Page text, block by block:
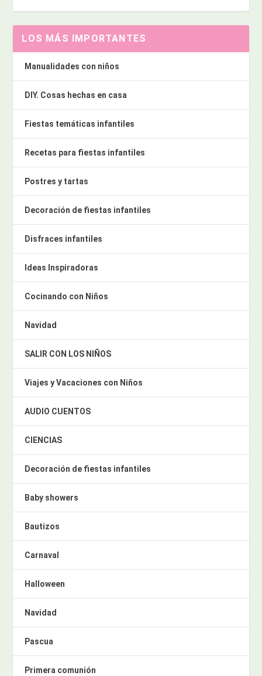
LOS MÁS IMPORTANTES
Manualidades con niños
DIY. Cosas hechas en casa
Fiestas temáticas infantiles
Recetas para fiestas infantiles
Postres y tartas
Decoración de fiestas infantiles
Disfraces infantiles
Ideas Inspiradoras
Cocinando con Niños
Navidad
SALIR CON LOS NIÑOS
Viajes y Vacaciones con Niños
AUDIO CUENTOS
CIENCIAS
Decoración de fiestas infantiles
Baby showers
Bautizos
Carnaval
Halloween
Navidad
Pascua
Primera comunión